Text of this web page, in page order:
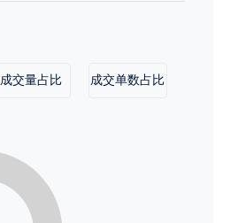
成交量占比 成交单数占比